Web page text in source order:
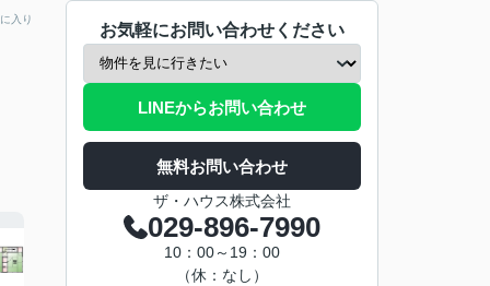
入り
お気軽にお問い合わせください
LINEからお問い合わせ
無料お問い合わせ
ザ・ハウス株式会社
029-896-7990
10：00～19：00
（休：なし）